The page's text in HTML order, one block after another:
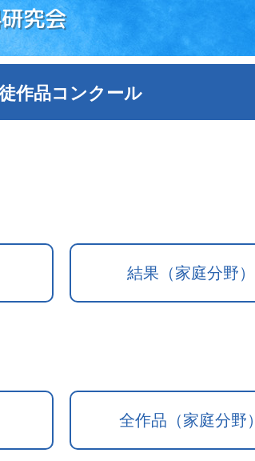
究会
作品コンクール
結果（家庭分野）
全作品（家庭分野）